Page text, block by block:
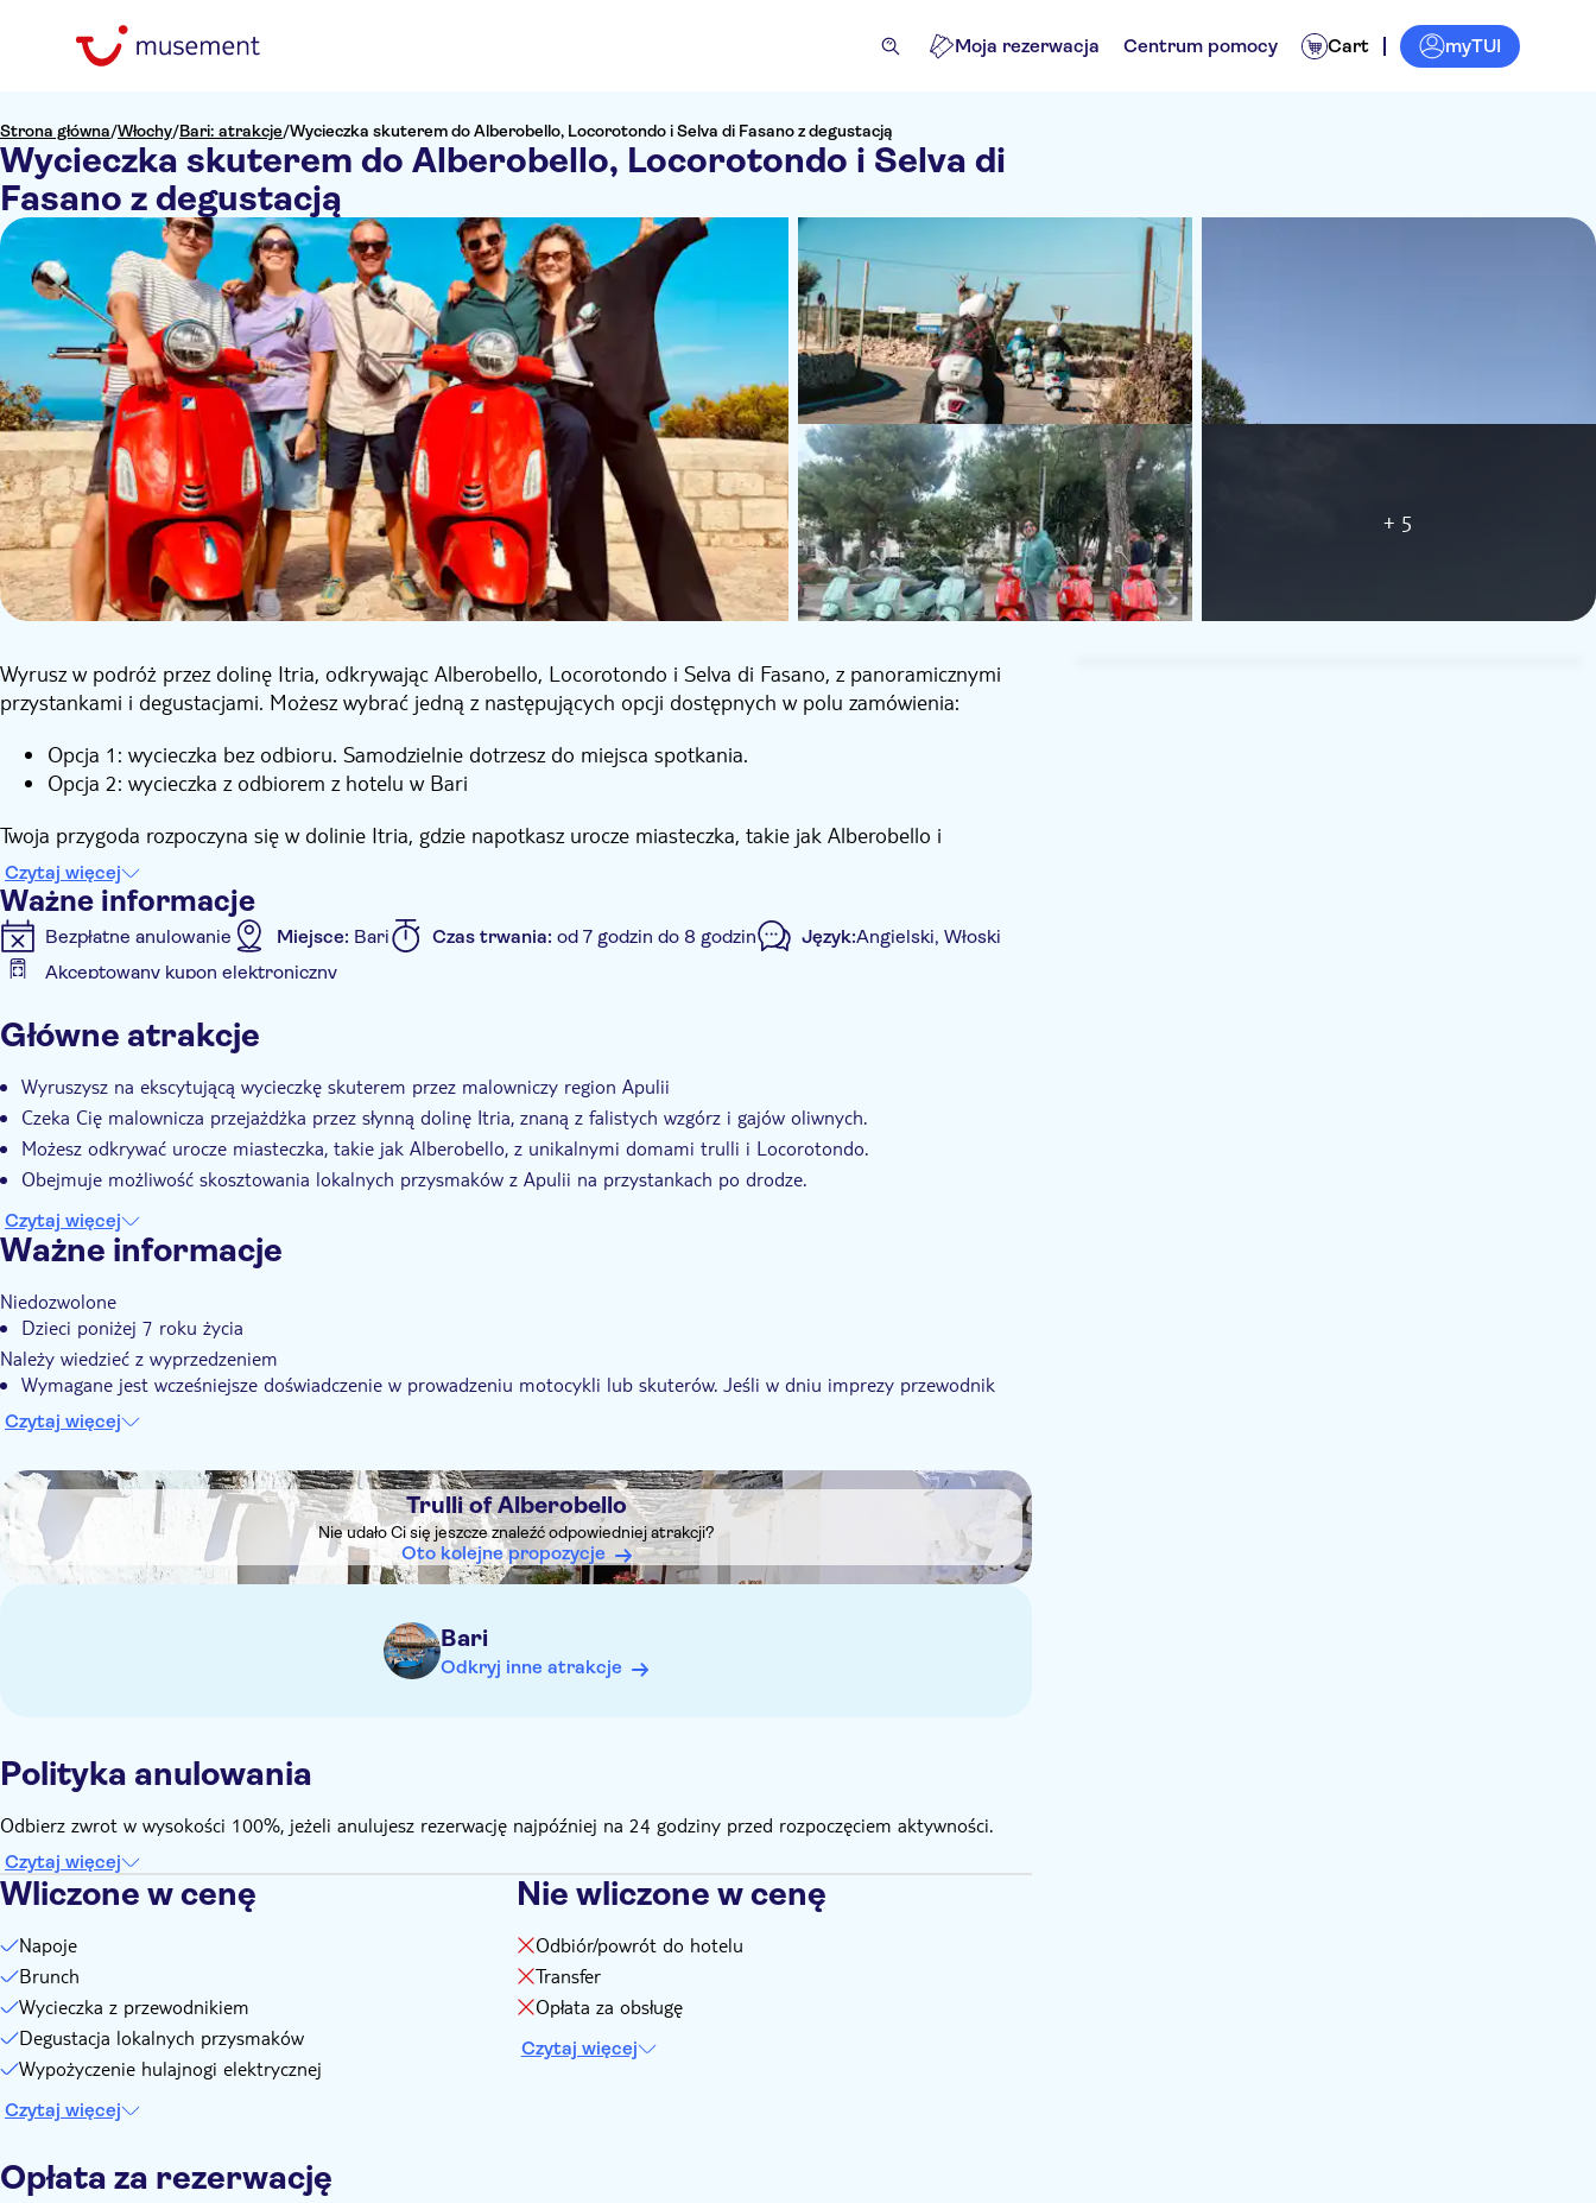
Moja rezerwacja Centrum pomocy Cart myTUI
Strona główna/Włochy/Bari: atrakcje/Wycieczka skuterem do Alberobello, Locorotondo i Selva di Fasano z degustacją
Wycieczka skuterem do Alberobello, Locorotondo i Selva di
Fasano z degustacją
+ 5
Wyrusz w podróż przez dolinę Itria, odkrywając Alberobello, Locorotondo i Selva di Fasano, z panoramicznymi
przystankami i degustacjami. Możesz wybrać jedną z następujących opcji dostępnych w polu zamówienia:
Opcja 1: wycieczka bez odbioru. Samodzielnie dotrzesz do miejsca spotkania.
Opcja 2: wycieczka z odbiorem z hotelu w Bari
Twoja przygoda rozpoczyna się w dolinie Itria, gdzie napotkasz urocze miasteczka, takie jak Alberobello i
Locorotondo. Wycieczka obejmuje również wizytę w Selva di Fasano, lesie, który zapewnia orzeźwiający kontrast
z miejskimi krajobrazami.
Po drodze będziesz miał okazję skosztować lokalnych przysmaków, wzbogacając swoje doświadczenie o smak
kulinarnych przysmaków Apulii. Dzięki panoramicznym przystankom rozmieszczonym podczas całej podróży, z
pewnością zrobisz kilka naprawdę niezapomnianych zdjęć.
Czytaj więcej
Ważne informacje
Bezpłatne anulowanie Miejsce: Bari Czas trwania: od 7 godzin do 8 godzin Język:Angielski, Włoski
Akceptowany kupon elektroniczny
Natychmiastowe potwierdzenie
Główne atrakcje
Wyruszysz na ekscytującą wycieczkę skuterem przez malowniczy region Apulii
Czeka Cię malownicza przejażdżka przez słynną dolinę Itria, znaną z falistych wzgórz i gajów oliwnych.
Możesz odkrywać urocze miasteczka, takie jak Alberobello, z unikalnymi domami trulli i Locorotondo.
Obejmuje możliwość skosztowania lokalnych przysmaków z Apulii na przystankach po drodze.
Czytaj więcej
Ważne informacje
Niedozwolone
Dzieci poniżej 7 roku życia
Należy wiedzieć z wyprzedzeniem
Wymagane jest wcześniejsze doświadczenie w prowadzeniu motocykli lub skuterów. Jeśli w dniu imprezy przewodnik
uzna, że uczestnik nie jest w stanie bezpiecznie prowadzić pojazdu, może odmówić udziału w imprezie i nie otrzyma
zwrotu kosztów.
Minimalny wiek uprawniający do prowadzenia pojazdu to 18 lat
Każdy skuter może przewozić maksymalnie 2 osoby.
Dzieciom zawsze musi towarzyszyć i nadzorować je osoba dorosła.
Wycieczka jest prowadzona przez wielojęzycznego przewodnika.
Pamiętaj, aby zabrać ze sobą
Wymagane jest ważne włoskie/unijne prawo jazdy lub ważne międzynarodowe prawo jazdy, które należy okazać
personelowi na miejscu na żądanie w dniu wycieczki.
Czytaj więcej
DSA1Trulli of Alberobello
Trulli of Alberobello
Nie udało Ci się jeszcze znaleźć odpowiedniej atrakcji?
Oto kolejne propozycje
Bari
Odkryj inne atrakcje
Polityka anulowania
Odbierz zwrot w wysokości 100%, jeżeli anulujesz rezerwację najpóźniej na 24 godziny przed rozpoczęciem aktywności.
Czytaj więcej
Wliczone w cenę
Napoje
Brunch
Wycieczka z przewodnikiem
Degustacja lokalnych przysmaków
Wypożyczenie hulajnogi elektrycznej
Czytaj więcej
Nie wliczone w cenę
Odbiór/powrót do hotelu
Transfer
Opłata za obsługę
Czytaj więcej
Opłata za rezerwację